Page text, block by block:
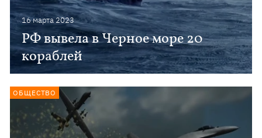
16 марта 2023
РФ вывела в Черное море 20
кораблей
ОБЩЕСТВО